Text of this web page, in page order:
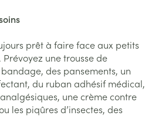
prêt à faire face aux petits
une trousse de
des pansements, un
du ruban adhésif médical,
une crème contre
les piqûres d’insectes, des